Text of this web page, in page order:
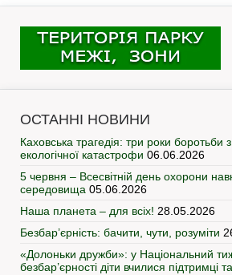
ОСТАННІ НОВИНИ
Каховська трагедія: три роки боротьби
екологічної катастрофи 06.06.2026
5 червня – Всесвітній день охорони
середовища 05.06.2026
Наша планета – для всіх! 28.05.2026
Безбар’єрність: бачити, чути, розуміти
«Долоньки дружби»: у Національний
безбар’єрності діти вчилися підтримці